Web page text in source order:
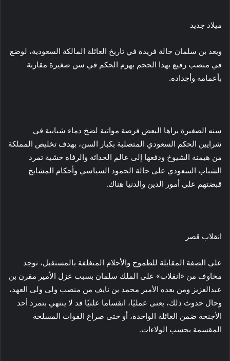
ميلاد جديد
ويعد بن سلمان حالة فريدة في تاريخ العائلة المالكة السعودية، لوضع
في منصب رفيع بهذا الحجم بهرم الحكم في سن صغيرة مقارنة
بأعمامه وأجداده.
سنه الصغيرة يراها البعض فرصة مواتية لضخ دماء شبابية في
شرايين الحكم السعودي المتصلبة بكبار السن، بهدف تخليص المملكة
من هيمنة الشيوخ ودفعها إلى عالم الحداثة والرفاه خشية تمرد
الشباب السعودي على حالة الجمود السياسي وأحكام المشايخ
قبضتهم على أمور الدين والدنيا هناك.
انقلاب قصر
على الضفة المقابلة للطموح والأحلام المتغلفة بالمستقبل، توجد
مخاوف من «انقلاب» على الملك سلمان بسبب عزل الأمير مقرن بن
عبدالعزيز ومن بعده الأمير محمد بن نايف من منصب ولى ولى العهد،
وحال حدوث ذلك، يعنى عمليًا، انقساما علنيّا قد لا ينتهي بتمرد أحد
الأجنحة ضمن العائلة الواحدة، أو حتى صراع القوات المسلحة
المقسمة بحسب الولاءات.